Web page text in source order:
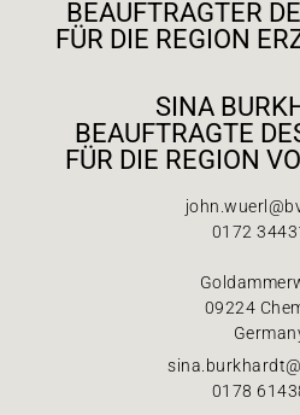
BEAUFTRAGTER
FÜR DIE REGION
SINA
BEAUFTRAGTE
FÜR DIE REGION
0172
09224
0178